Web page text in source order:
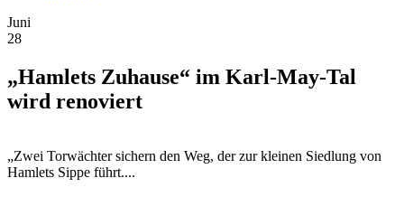
Juni
28
„Hamlets Zuhause“ im Karl-May-Tal
wird renoviert
„Zwei Torwächter sichern den Weg, der zur kleinen Siedlung von
Hamlets Sippe führt....